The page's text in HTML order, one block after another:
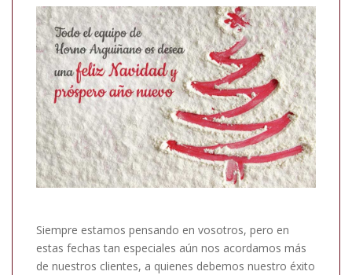
Siempre estamos pensando en vosotros, pero en
estas fechas tan especiales aún nos acordamos más
de nuestros clientes, a quienes debemos nuestro éxito